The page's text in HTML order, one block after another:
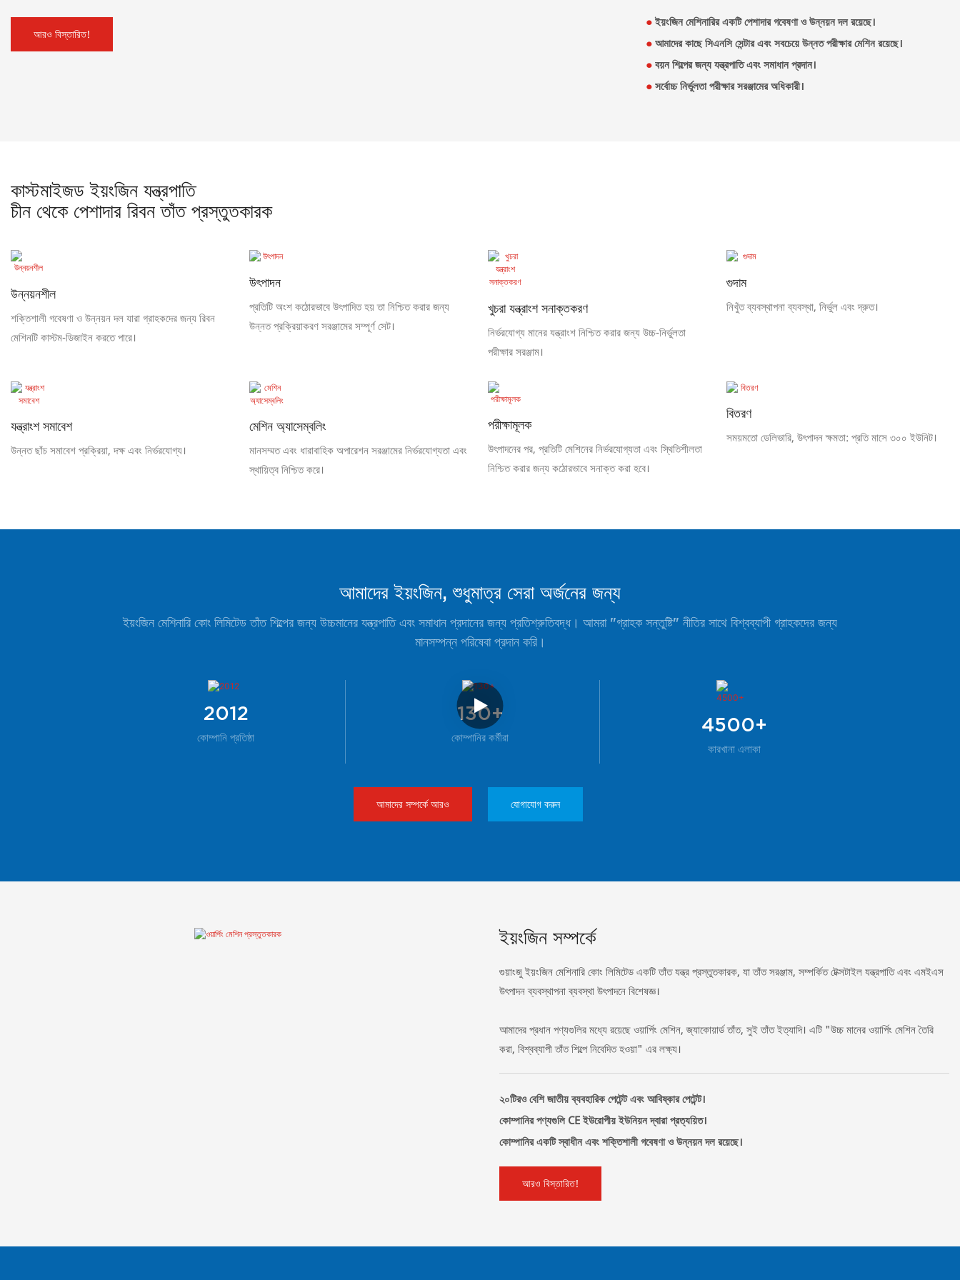
আরও বিস্তারিত!
●ইয়ংজিন মেশিনারির একটি পেশাদার গবেষণা ও উন্নয়ন দল রয়েছে।
●আমাদের কাছে সিএনসি সেন্টার এবং সবচেয়ে উন্নত পরীক্ষার মেশিন রয়েছে।
●বয়ন শিল্পের জন্য যন্ত্রপাতি এবং সমাধান প্রদান।
●সর্বোচ্চ নির্ভুলতা পরীক্ষার সরঞ্জামের অধিকারী।
কাস্টমাইজড ইয়ংজিন যন্ত্রপাতি
চীন থেকে পেশাদার রিবন তাঁত প্রস্তুতকারক
উন্নয়নশীল
শক্তিশালী গবেষণা ও উন্নয়ন দল যারা গ্রাহকদের জন্য রিবন
মেশিনটি কাস্টম-ডিজাইন করতে পারে।
উৎপাদন
প্রতিটি অংশ কঠোরভাবে উৎপাদিত হয় তা নিশ্চিত করার জন্য
উন্নত প্রক্রিয়াকরণ সরঞ্জামের সম্পূর্ণ সেট।
খুচরা যন্ত্রাংশ সনাক্তকরণ
নির্ভরযোগ্য মানের যন্ত্রাংশ নিশ্চিত করার জন্য উচ্চ-নির্ভুলতা
পরীক্ষার সরঞ্জাম।
গুদাম
নিখুঁত ব্যবস্থাপনা ব্যবস্থা, নির্ভুল এবং দ্রুত।
যন্ত্রাংশ সমাবেশ
উন্নত ছাঁচ সমাবেশ প্রক্রিয়া, দক্ষ এবং নির্ভরযোগ্য।
মেশিন অ্যাসেম্বলিং
মানসম্মত এবং ধারাবাহিক অপারেশন সরঞ্জামের নির্ভরযোগ্যতা এবং
স্থায়িত্ব নিশ্চিত করে।
পরীক্ষামূলক
উৎপাদনের পর, প্রতিটি মেশিনের নির্ভরযোগ্যতা এবং স্থিতিশীলতা
নিশ্চিত করার জন্য কঠোরভাবে সনাক্ত করা হবে।
বিতরণ
সময়মতো ডেলিভারি, উৎপাদন ক্ষমতা: প্রতি মাসে ৩০০ ইউনিট।
আমাদের ইয়ংজিন, শুধুমাত্র সেরা অর্জনের জন্য
ইয়ংজিন মেশিনারি কোং লিমিটেড তাঁত শিল্পের জন্য উচ্চমানের যন্ত্রপাতি এবং সমাধান প্রদানের জন্য প্রতিশ্রুতিবদ্ধ। আমরা "গ্রাহক সন্তুষ্টি" নীতির সাথে বিশ্বব্যাপী গ্রাহকদের জন্য
মানসম্পন্ন পরিষেবা প্রদান করি।
2012
কোম্পানি প্রতিষ্ঠা
130+
কোম্পানির কর্মীরা
4500+
কারখানা এলাকা
আমাদের সম্পর্কে আরও যোগাযোগ করুন
ইয়ংজিন সম্পর্কে
গুয়াংজু ইয়ংজিন মেশিনারি কোং লিমিটেড একটি তাঁত যন্ত্র প্রস্তুতকারক, যা তাঁত সরঞ্জাম, সম্পর্কিত টেক্সটাইল যন্ত্রপাতি এবং এমইএস
উৎপাদন ব্যবস্থাপনা ব্যবস্থা উৎপাদনে বিশেষজ্ঞ।
আমাদের প্রধান পণ্যগুলির মধ্যে রয়েছে ওয়ার্পিং মেশিন, জ্যাকোয়ার্ড তাঁত, সুই তাঁত ইত্যাদি। এটি "উচ্চ মানের ওয়ার্পিং মেশিন তৈরি
করা, বিশ্বব্যাপী তাঁত শিল্পে নিবেদিত হওয়া" এর লক্ষ্য।
২০টিরও বেশি জাতীয় ব্যবহারিক পেটেন্ট এবং আবিষ্কার পেটেন্ট।
কোম্পানির পণ্যগুলি CE ইউরোপীয় ইউনিয়ন দ্বারা প্রত্যয়িত।
কোম্পানির একটি স্বাধীন এবং শক্তিশালী গবেষণা ও উন্নয়ন দল রয়েছে।
আরও বিস্তারিত!